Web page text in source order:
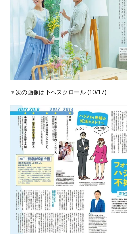
▼次の画像は下へスクロール (10/17)